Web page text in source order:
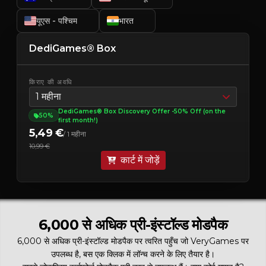
यूएस - पश्चिम भारत
DediGames® Box
किराए की अवधि
1 महीना
50%
DediGames® Box Discovery Offer -50% Off (on the
first month!)
5,49 €/ 1 महीना
10,99 €
कार्ट में जोड़ें
6,000 से अधिक प्री-इंस्टॉल्ड मोडपैक
6,000 से अधिक प्री-इंस्टॉल्ड मोडपैक पर त्वरित पहुँच जो VeryGames पर
उपलब्ध है, बस एक क्लिक में लॉन्च करने के लिए तैयार है।